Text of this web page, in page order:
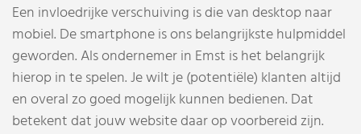
Een invloedrijke verschuiving is die van desktop naar
mobiel. De smartphone is ons belangrijkste hulpmiddel
geworden. Als ondernemer in Emst is het belangrijk
hierop in te spelen. Je wilt je (potentiële) klanten altijd
en overal zo goed mogelijk kunnen bedienen. Dat
betekent dat jouw website daar op voorbereid zijn.